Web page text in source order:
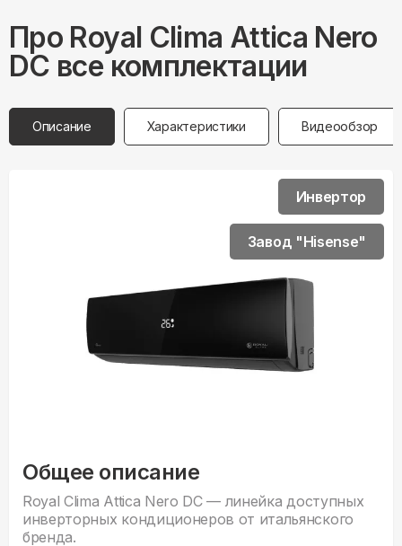
Про Royal Clima Attica Nero
DC все комплектации
Описание Характеристики Видеообзор
Общее описание
Royal Clima Attica Nero DC — линейка доступных
инверторных кондиционеров от итальянского
бренда.
Инвертор
Завод "Hisense"